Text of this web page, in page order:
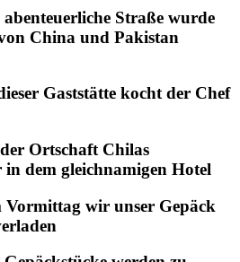
Straße wurde
China und Pakistan
Gaststätte kocht der Chef
Ortschaft Chilas
dem gleichnamigen Hotel
Vormittag wir unser Gepäck